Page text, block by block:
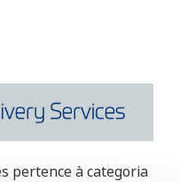
pertence à categoria